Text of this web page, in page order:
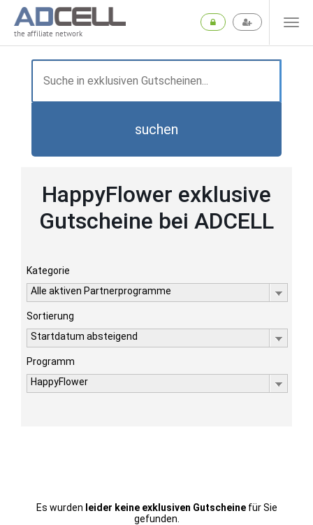
the affiliate network
suchen
HappyFlower exklusive
Gutscheine bei ADCELL
Kategorie
Alle aktiven Partnerprogramme
Sortierung
Startdatum absteigend
Programm
HappyFlower
Es wurden leider keine exklusiven Gutscheinefür Sie
gefunden.